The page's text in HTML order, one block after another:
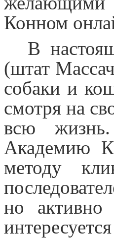
Конном
В
(штат
собаки и
смотря на
всю
Академию
методу
но